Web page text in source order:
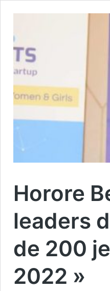
Horore
leaders
de 200
2022 »